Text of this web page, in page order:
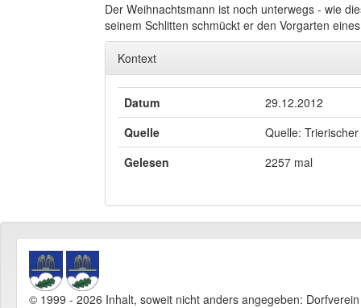
Der Weihnachtsmann ist noch unterwegs - wie
seinem Schlitten schmückt er den Vorgarten
Kontext
Datum
29.12.2012
Quelle
Quelle:
Gelesen
2257 mal
© 1999 - 2026 Inhalt, soweit nicht anders angegeben: